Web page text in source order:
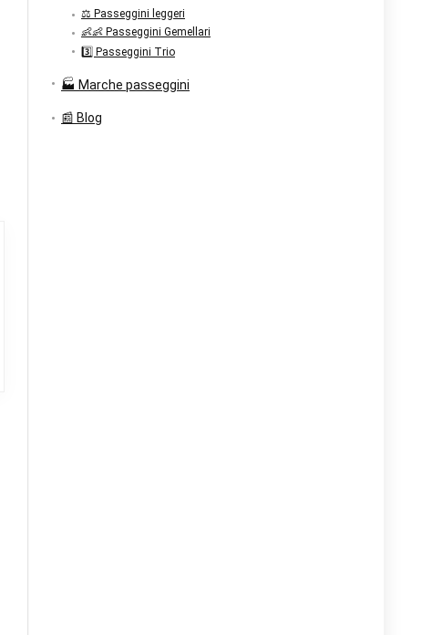
⚖️ Passeggini leggeri
👶👶 Passeggini Gemellari
3️⃣ Passeggini Trio
🏭 Marche passeggini
📰 Blog